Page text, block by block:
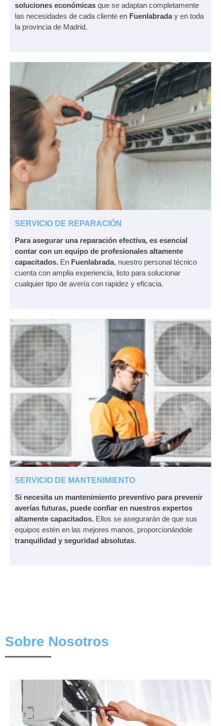
soluciones económicas que se adaptan completamente
las necesidades de cada cliente en Fuenlabraday en toda
la provincia de Madrid.
SERVICIO DE REPARACIÓN
Para asegurar una reparación efectiva, es esencial
contar con un equipo de profesionales altamente
capacitados. En Fuenlabrada, nuestro personal técnico
cuenta con amplia experiencia, listo para solucionar
cualquier tipo de avería con rapidez y eficacia.
SERVICIO DE MANTENIMIENTO
Si necesita un mantenimiento preventivo para prevenir
averías futuras, puede confiar en nuestros expertos
altamente capacitados. Ellos se asegurarán de que sus
equipos estén en las mejores manos, proporcionándole
tranquilidad y seguridad absolutas.
Sobre Nosotros